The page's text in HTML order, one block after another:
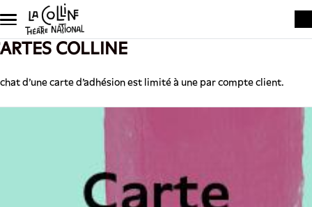
Skip to main content
COLLINE
d'une carte d'adhésion est limité à une par compte client.